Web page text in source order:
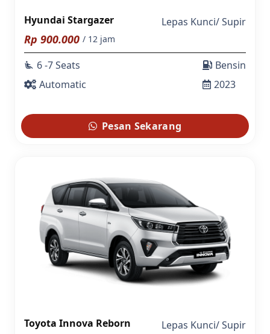
Hyundai Stargazer Lepas Kunci/Supir
Rp 900.000 / 12 jam
airline_seat_recline_extra 6 -7 Seats
Automatic
Bensin
2023
Pesan Sekarang
Toyota Innova Reborn Lepas Kunci/Supir